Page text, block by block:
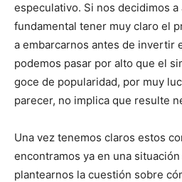
especulativo. Si nos decidimos
fundamental tener muy claro el
a embarcarnos antes de invertir
podemos pasar por alto que el
goce de popularidad, por muy
parecer, no implica que resulte
Una vez tenemos claros estos
encontramos ya en una
plantearnos la cuestión sobre